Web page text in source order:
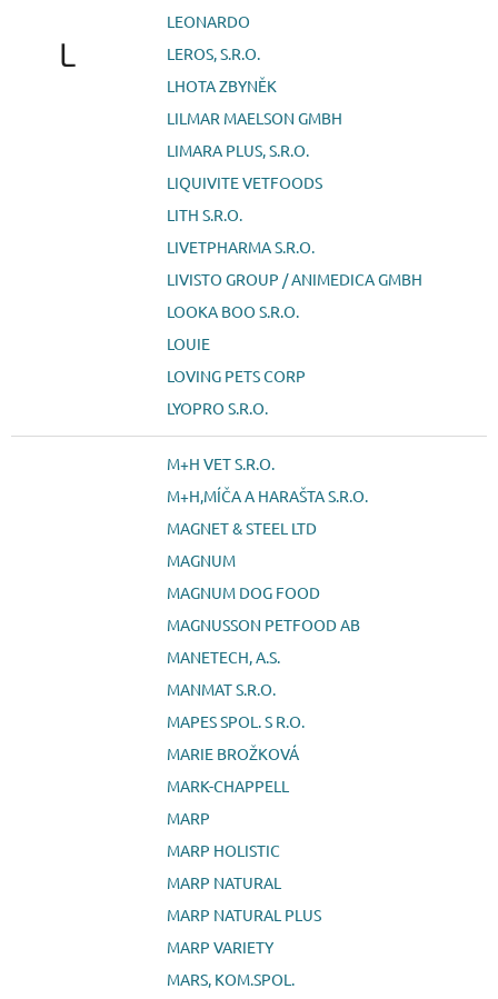
L
LEONARDO
LEROS, S.R.O.
LHOTA ZBYNĚK
LILMAR MAELSON GMBH
LIMARA PLUS, S.R.O.
LIQUIVITE VETFOODS
LITH S.R.O.
LIVETPHARMA S.R.O.
LIVISTO GROUP / ANIMEDICA GMBH
LOOKA BOO S.R.O.
LOUIE
LOVING PETS CORP
LYOPRO S.R.O.
M+H VET S.R.O.
M+H,MÍČA A HARAŠTA S.R.O.
MAGNET & STEEL LTD
MAGNUM
MAGNUM DOG FOOD
MAGNUSSON PETFOOD AB
MANETECH, A.S.
MANMAT S.R.O.
MAPES SPOL. S R.O.
MARIE BROŽKOVÁ
MARK-CHAPPELL
MARP
MARP HOLISTIC
MARP NATURAL
MARP NATURAL PLUS
MARP VARIETY
MARS, KOM.SPOL.